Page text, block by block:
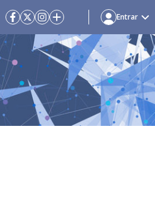
Entrar